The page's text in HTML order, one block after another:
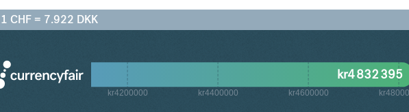
1 CHF = 7.922 DKK
kr4200000 kr4400000 kr4600000
kr4 832 395